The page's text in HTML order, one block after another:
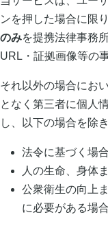
ンを押した場合に限
のみを提携法律事務
URL・証拠画像等の
それ以外の場合にお
となく第三者に個人
し、以下の場合を除き
法令に基づく場合
人の生命、身体
公衆衛生の向上
に必要がある場合